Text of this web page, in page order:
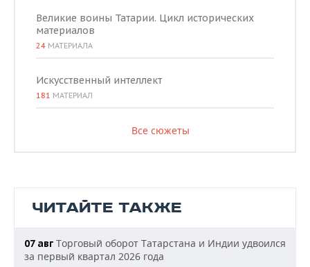
Великие воины Татарии. Цикл исторических
материалов
24 МАТЕРИАЛА
Искусственный интеллект
181 МАТЕРИАЛ
Все сюжеты
ЧИТАЙТЕ ТАКЖЕ
07 авг Торговый оборот Татарстана и Индии удвоился
за первый квартал 2026 года